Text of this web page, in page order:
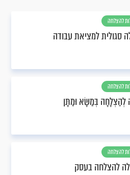
להצלחה
סגולית למציאת עבודה
להצלחה
לְהַצְלָחָה בְּמַשָּׂא וּמַתָּן
להצלחה
להצלחה בעסק